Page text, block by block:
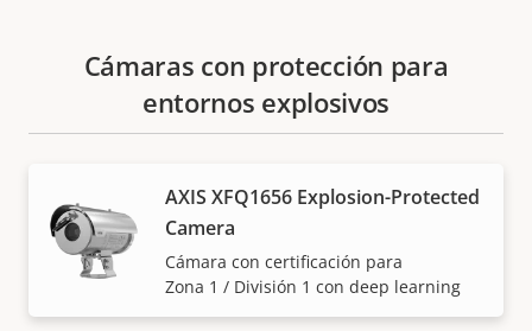
Cámaras con protección para
entornos explosivos
AXIS XFQ1656 Explosion-Protected
Camera
Cámara con certificación para
Zona 1 / División 1 con deep learning